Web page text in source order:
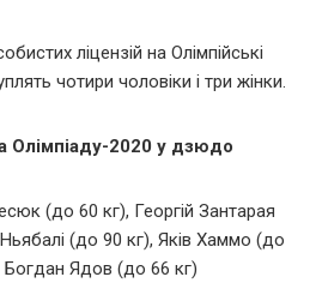
ліцензій на Олімпійські
чотири чоловіки і три жінки.
Олімпіаду-2020 у дзюдо
(до 60 кг), Георгій Зантарая
(до 90 кг), Яків Хаммо (до
Богдан Ядов (до 66 кг)